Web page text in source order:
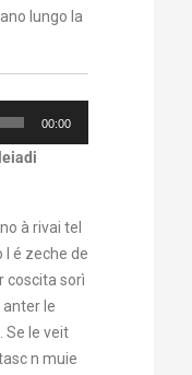
lungo la
00:00
à rivai tel
l é zeche de
coscita sorì
anter le
Se le veit
n muie